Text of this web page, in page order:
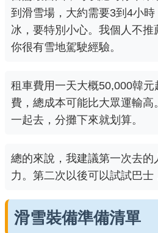
到滑雪場，大約需要3到4小
冰，要特別小心。我個人不
你很有雪地駕駛經驗。
租車費用一天大概50,000韓
費，總成本可能比大眾運輸高
一起去，分攤下來就划算。
總的來說，我建議第一次去的
力。第二次以後可以試試巴士
滑雪裝備準備清單